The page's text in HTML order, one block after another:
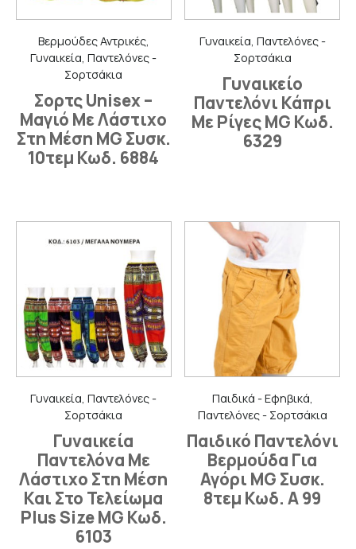
Βερμούδες Αντρικές,
Γυναικεία, Παντελόνες -
Σορτσάκια
Σορτς Unisex –
Μαγιό Με Λάστιχο
Στη Μέση MG Συσκ.
10τεμ Κωδ. 6884
Γυναικεία, Παντελόνες -
Σορτσάκια
Γυναικείο
Παντελόνι Κάπρι
Με Ρίγες MG Κωδ.
6329
Γυναικεία, Παντελόνες -
Σορτσάκια
Γυναικεία
Παντελόνα Με
Λάστιχο Στη Μέση
Και Στο Τελείωμα
Plus Size MG Κωδ.
6103
Παιδικά - Εφηβικά,
Παντελόνες - Σορτσάκια
Παιδικό Παντελόνι
Βερμούδα Για
Αγόρι MG Συσκ.
8τεμ Κωδ. Α 99